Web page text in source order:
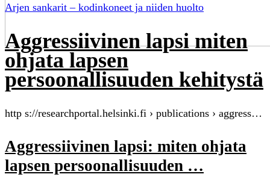
Arjen sankarit – kodinkoneet ja niiden huolto
Aggressiivinen lapsi miten
ohjata lapsen
persoonallisuuden kehitystä
http s://researchportal.helsinki.fi › publications › aggress…
Aggressiivinen lapsi: miten ohjata
lapsen persoonallisuuden …